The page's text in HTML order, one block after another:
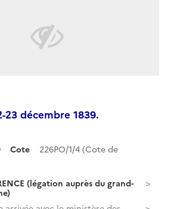
23 décembre 1839.
Cote
226PO/1/4 (Cote de
(légation auprès du grand-